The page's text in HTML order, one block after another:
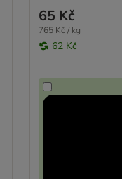
65 Kč
765 Kč / kg
62 Kč